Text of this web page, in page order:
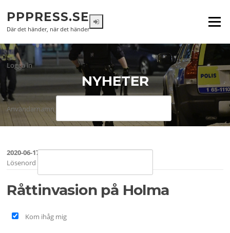
innehåll
PPPRESS.SE
Där det händer, när det händer
Meny
Logga in
Användarnamn
Lösenord
Kom ihåg mig
NYHETER
2020-06-17
Råttinvasion på Holma